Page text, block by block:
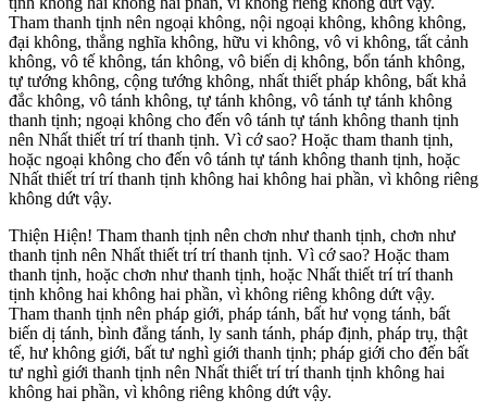
Tham thanh tịnh nên ngoại không, nội ngoại không, không không,
đại không, thắng nghĩa không, hữu vi không, vô vi không, tất cảnh
không, vô tế không, tán không, vô biến dị không, bổn tánh không,
tự tướng không, cộng tướng không, nhất thiết pháp không, bất khả
đắc không, vô tánh không, tự tánh không, vô tánh tự tánh không
thanh tịnh; ngoại không cho đến vô tánh tự tánh không thanh tịnh
nên Nhất thiết trí trí thanh tịnh. Vì cớ sao? Hoặc tham thanh tịnh,
hoặc ngoại không cho đến vô tánh tự tánh không thanh tịnh, hoặc
Nhất thiết trí trí thanh tịnh không hai không hai phần, vì không riêng
không dứt vậy.
Thiện Hiện! Tham thanh tịnh nên chơn như thanh tịnh, chơn như
thanh tịnh nên Nhất thiết trí trí thanh tịnh. Vì cớ sao? Hoặc tham
thanh tịnh, hoặc chơn như thanh tịnh, hoặc Nhất thiết trí trí thanh
tịnh không hai không hai phần, vì không riêng không dứt vậy.
Tham thanh tịnh nên pháp giới, pháp tánh, bất hư vọng tánh, bất
biến dị tánh, bình đẳng tánh, ly sanh tánh, pháp định, pháp trụ, thật
tế, hư không giới, bất tư nghì giới thanh tịnh; pháp giới cho đến bất
tư nghì giới thanh tịnh nên Nhất thiết trí trí thanh tịnh không hai
không hai phần, vì không riêng không dứt vậy.